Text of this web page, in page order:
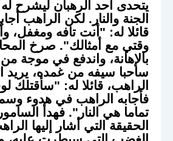
يتحدى أحد الرهبان ليشرح
الجنة والنار. لكن الراهب
قائلا له: "أنت تافه ومغفل،
وقتي مع أمثالك". صرخ
بالإهانة، واندفع في موجة
ساحبا سيفه من غمده، يريد
الراهب، قائلا له: "سأقتلك
فأجابه الراهب في هدوء
تماما هي النار". فهدأ
الحقيقة التي أشار إليها